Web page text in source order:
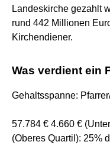
Landeskirche gezahlt
rund 442 Millionen
Kirchendiener.
Was verdient ein
Gehaltsspanne:
57.784 € 4.660 €
(Oberes Quartil): 25%